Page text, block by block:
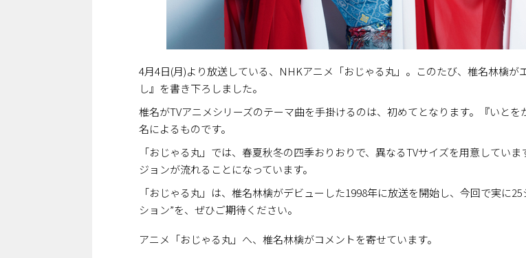
4月4日(月)より放送している、NHKアニメ「おじゃる丸」。このたび、椎名林檎
し』を書き下ろしました。
椎名がTVアニメシリーズのテーマ曲を手掛けるのは、初めてとなります。『いと
名によるものです。
「おじゃる丸」では、春夏秋冬の四季おりおりで、異なるTVサイズを用意してい
ジョンが流れることになっています。
「おじゃる丸」は、椎名林檎がデビューした1998年に放送を開始し、今回で実に
ション”を、ぜひご期待ください。
アニメ「おじゃる丸」へ、椎名林檎がコメントを寄せています。